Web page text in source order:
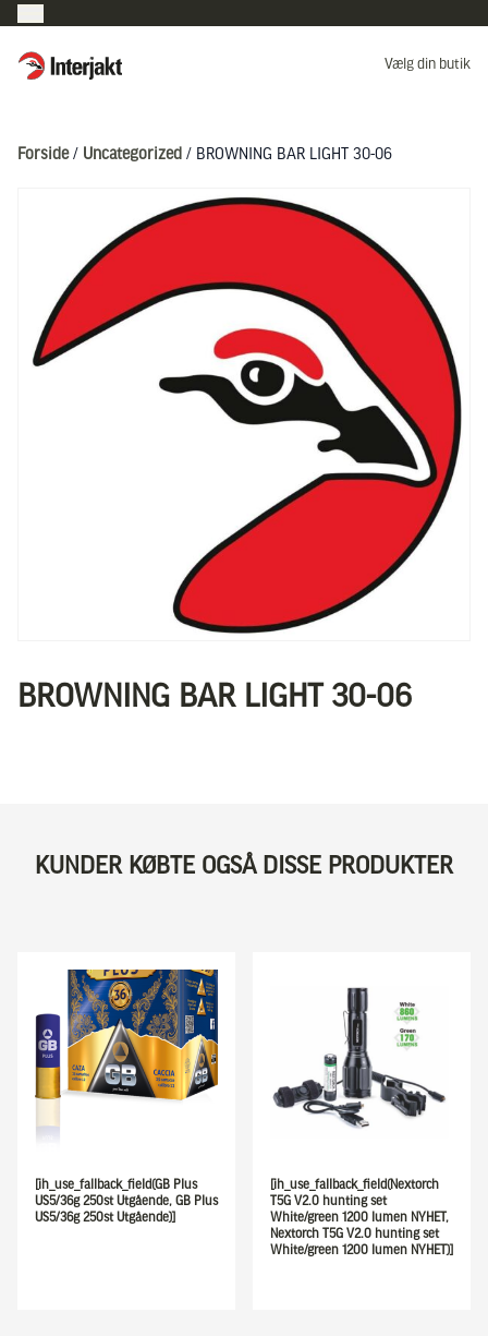
Interjakt DK Vælg din butik
Forside/ Uncategorized / BROWNING BAR LIGHT 30-06
BROWNING BAR LIGHT 30-06
KUNDER KØBTE OGSÅ DISSE PRODUKTER
[ih_use_fallback_field(GB Plus
US5/36g 250st Utgående, GB Plus
US5/36g 250st Utgående)]
[ih_use_fallback_field(Nextorch
T5G V2.0 hunting set
White/green 1200 lumen NYHET,
Nextorch T5G V2.0 hunting set
White/green 1200 lumen NYHET)]